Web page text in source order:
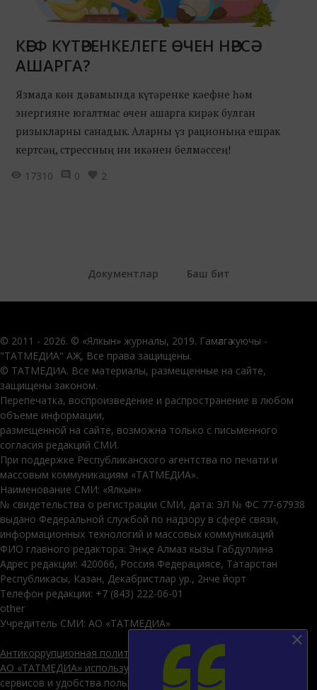
КӘЕФ КҮТӘРЕНКЕЛЕГЕ ӨЧЕН НӘРСӘ
АШАРГА?
Язмада көн дәвамында күтәренке кәефне һәм
энергияне югалтмас өчен ашарга кирәк булган
ризыкларны санадык. Аларны үз рационыңа ешрак
кертсәң, стрессның ни икәнен белмәссең!
17310
0 2
Документлар Баш бит
© 2011 - 2026. © «Ялкын» журналы, 2019. Гамәлгә куючы -
"ТАТМЕДИА" АҖ. Все права защищены.
© ТАТМЕДИА. Все материалы, размещенные на сайте,
защищены законом.
Перепечатка, воспроизведение и распространение в любом
объеме информации,
размещенной на сайте, возможна только с письменного
согласия редакций СМИ.
При поддержке Республиканского агентства по печати и
массовым коммуникациям «ТАТМЕДИА».
Наименование СМИ: «Ялкын»
№ свидетельства о регистрации СМИ, дата: ЭЛ № ФС 77-67938
выдано Федеральной службой по надзору в сфере связи,
информационных технологий и массовых коммуникаций
ФИО главного редактора: Энҗе Алмаз кызы Габдуллина
Адрес редакции: 420066, Россия Федерациясе, Татарстан
Республикасы, Казан, Декабристлар ур., 2нче йорт
Телефон редакции: +7 (843) 222-06-01
other
Учредитель СМИ: АО «ТАТМЕДИА»
Антикоррупционная политика
АО «ТАТМЕДИА» использует «cookie»для персонализации
сервисов и удобства пользователей сайтом. Использование